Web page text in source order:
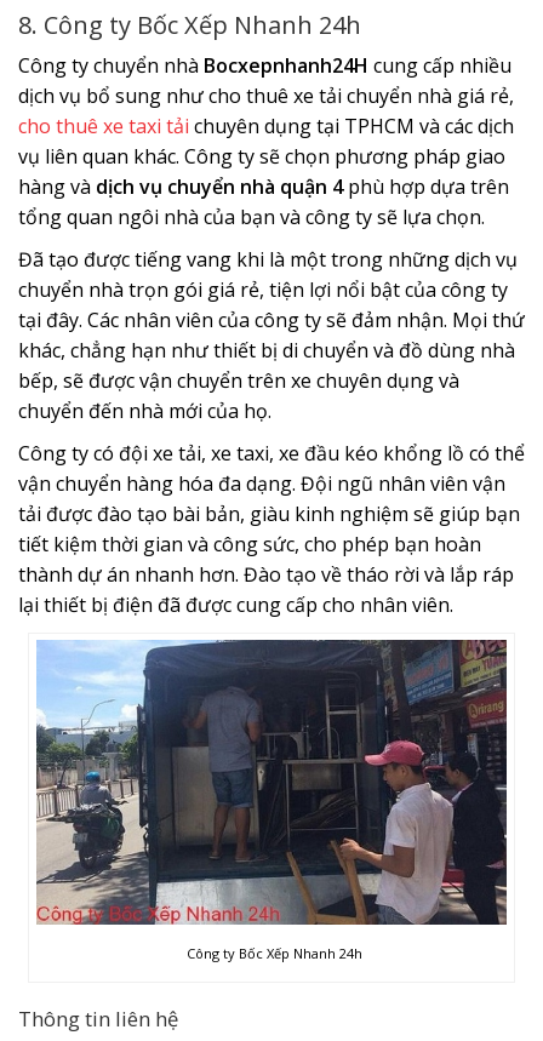
8. Công ty Bốc Xếp Nhanh 24h
Công ty chuyển nhà Bocxepnhanh24H cung cấp nhiều
dịch vụ bổ sung như cho thuê xe tải chuyển nhà giá rẻ,
cho thuê xe taxi tải chuyên dụng tại TPHCM và các dịch
vụ liên quan khác. Công ty sẽ chọn phương pháp giao
hàng và dịch vụ chuyển nhà quận 4phù hợp dựa trên
tổng quan ngôi nhà của bạn và công ty sẽ lựa chọn.
Đã tạo được tiếng vang khi là một trong những dịch vụ
chuyển nhà trọn gói giá rẻ, tiện lợi nổi bật của công ty
tại đây. Các nhân viên của công ty sẽ đảm nhận. Mọi thứ
khác, chẳng hạn như thiết bị di chuyển và đồ dùng nhà
bếp, sẽ được vận chuyển trên xe chuyên dụng và
chuyển đến nhà mới của họ.
Công ty có đội xe tải, xe taxi, xe đầu kéo khổng lồ có thể
vận chuyển hàng hóa đa dạng. Đội ngũ nhân viên vận
tải được đào tạo bài bản, giàu kinh nghiệm sẽ giúp bạn
tiết kiệm thời gian và công sức, cho phép bạn hoàn
thành dự án nhanh hơn. Đào tạo về tháo rời và lắp ráp
lại thiết bị điện đã được cung cấp cho nhân viên.
Công ty Bốc Xếp Nhanh 24h
Thông tin liên hệ